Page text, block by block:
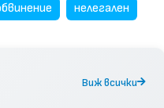
нелегален
Виж всички